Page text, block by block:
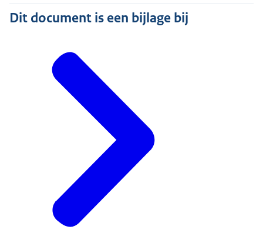
Dit document is een bijlage bij